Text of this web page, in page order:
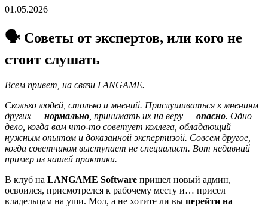
01.05.2026
🗣️ Советы от экспертов, или кого не
стоит слушать
Всем привет, на связи LANGAME.
Сколько людей, столько и мнений. Прислушиваться к мнениям
других —нормально , принимать их на веру —опасно. Одно
дело, когда вам что-то советует коллега, обладающий
нужным опытом и доказанной экспертизой. Совсем другое,
когда советчиком выступает не специалист. Вот недавний
пример из нашей практики.
В клуб на LANGAME Software пришел новый админ,
освоился, присмотрелся к рабочему месту и… присел
владельцам на уши. Мол, а не хотите ли вы перейти на